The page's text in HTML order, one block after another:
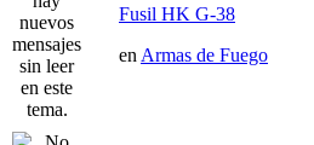
Fusil HK G-38
en Armas de Fuego